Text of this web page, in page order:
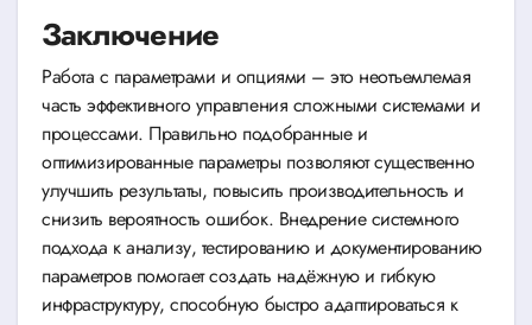
Заключение
Работа с параметрами и опциями – это неотъемлемая
часть эффективного управления сложными системами и
процессами. Правильно подобранные и
оптимизированные параметры позволяют существенно
улучшить результаты, повысить производительность и
снизить вероятность ошибок. Внедрение системного
подхода к анализу, тестированию и документированию
параметров помогает создать надёжную и гибкую
инфраструктуру, способную быстро адаптироваться к